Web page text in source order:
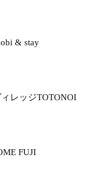
& stay
レッジTOTONOI
FUJI